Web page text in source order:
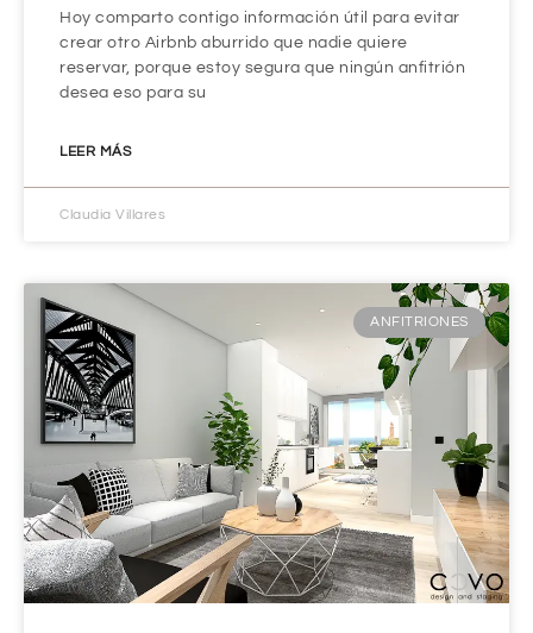
Hoy comparto contigo información útil para evitar
crear otro Airbnb aburrido que nadie quiere
reservar, porque estoy segura que ningún anfitrión
desea eso para su
LEER MÁS
Claudia Villares
ANFITRIONES